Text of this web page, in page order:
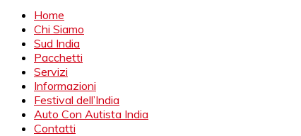
Noleggio di auto con conducente in India, Viaggi India,
specialista viaggio india, Noleggio macchina Rajasthan,
Viaggio India, Viaggio Agenzia India, Rajasthan Viaggio,
Home
Chi Siamo
Sud India
Pacchetti
Servizi
Informazioni
Festival dell’India
Auto Con Autista India
Contatti